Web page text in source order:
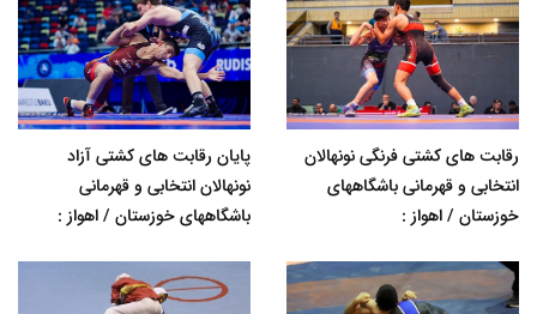
رقابت های کشتی فرنگی نونهالان
انتخابی و قهرمانی باشگاههای
خوزستان / اهواز :
پایان رقابت های کشتی آزاد
نونهالان انتخابی و قهرمانی
باشگاههای خوزستان / اهواز :